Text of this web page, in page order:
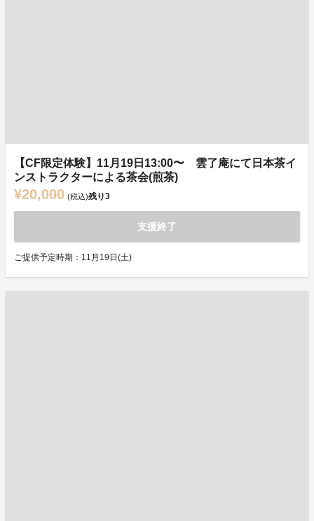
【CF限定体験】11月19日13:00〜 雲了庵にて日本茶イ
ンストラクターによる茶会(煎茶)
¥20,000 (税込)残り3
支援終了
ご提供予定時期：11月19日(土)